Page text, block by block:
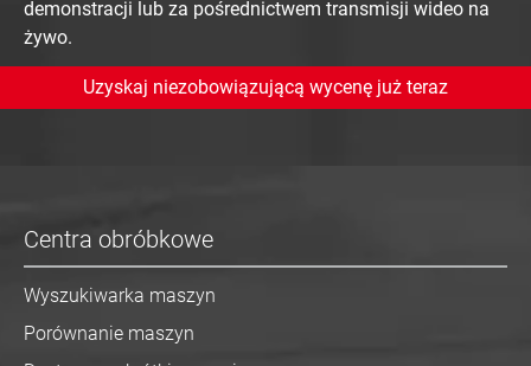
demonstracji lub za pośrednictwem transmisji wideo na
żywo.
Uzyskaj niezobowiązującą wycenę już teraz
Centra obróbkowe
Wyszukiwarka maszyn
Porównanie maszyn